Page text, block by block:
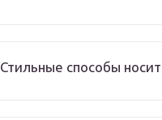
Стильные способы